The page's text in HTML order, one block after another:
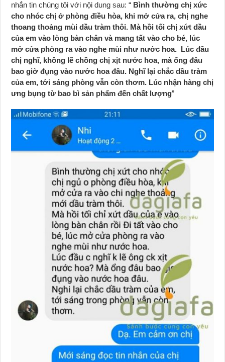
nhắn tin chúng tôi với nội dung sau: “ Bình thường chị xức
cho nhóc chị ở phòng điều hòa, khi mở cửa ra, chị nghe
thoang thoảng mùi dầu tràm thôi. Mà hồi tối chị xứt dầu
của em vào lòng bàn chân và mang tất vào cho bé, lúc
mở cửa phòng ra vào nghe mùi như nước hoa. Lúc đầu
chị nghĩ, không lẽ chồng chị xịt nước hoa, mà ổng đâu
bao giờ đụng vào nước hoa đâu. Nghĩ lại chắc dầu tràm
của em, tới sáng phòng vẫn còn thơm. Lúc nhận hàng chị
ưng bụng từ bao bì sản phẩm đến chất lượng”